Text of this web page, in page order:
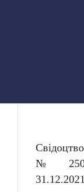
№
31.12.2021